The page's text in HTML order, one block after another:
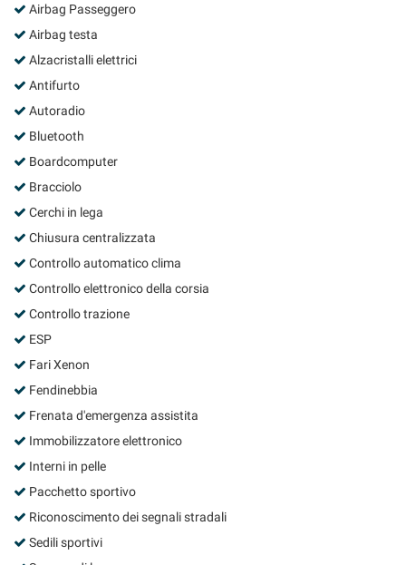
Airbag Passeggero
Airbag testa
Alzacristalli elettrici
Antifurto
Autoradio
Bluetooth
Boardcomputer
Bracciolo
Cerchi in lega
Chiusura centralizzata
Controllo automatico clima
Controllo elettronico della corsia
Controllo trazione
ESP
Fari Xenon
Fendinebbia
Frenata d'emergenza assistita
Immobilizzatore elettronico
Interni in pelle
Pacchetto sportivo
Riconoscimento dei segnali stradali
Sedili sportivi